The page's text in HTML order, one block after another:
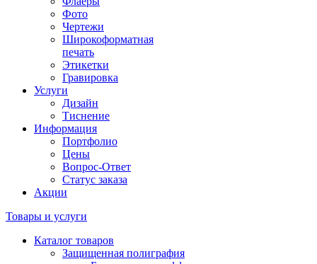
Фото
Чертежи
Широкоформатная
печать
Этикетки
Гравировка
Услуги
Дизайн
Тиснение
Информация
Портфолио
Цены
Вопрос-Ответ
Статус заказа
Акции
Товары и услуги
Каталог товаров
Защищенная полиграфия